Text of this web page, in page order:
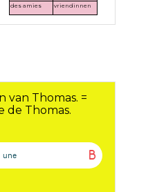
des amies
vriendinnen
van Thomas. =
de Thomas.
B
une